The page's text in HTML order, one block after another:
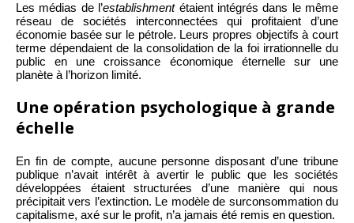
Les médias de l’establishmentétaient intégrés dans le même
réseau de sociétés interconnectées qui profitaient d’une
économie basée sur le pétrole. Leurs propres objectifs à court
terme dépendaient de la consolidation de la foi irrationnelle du
public en une croissance économique éternelle sur une
planète à l’horizon limité.
Une opération psychologique à grande
échelle
En fin de compte, aucune personne disposant d’une tribune
publique n’avait intérêt à avertir le public que les sociétés
développées étaient structurées d’une manière qui nous
précipitait vers l’extinction. Le modèle de surconsommation du
capitalisme, axé sur le profit, n’a jamais été remis en question.